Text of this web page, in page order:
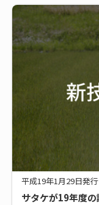
平成19年1月29日発
サタケが19年度